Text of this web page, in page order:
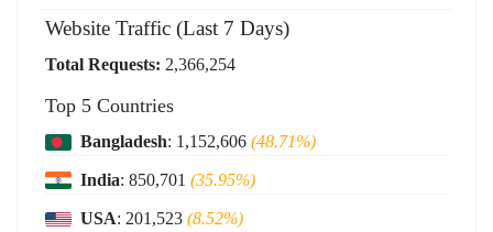
Website Traffic (Last 7 Days)
Total Requests: 2,366,254
Top 5 Countries
Bangladesh: 1,152,606(48.71%)
India: 850,701 (35.95%)
USA: 201,523(8.52%)